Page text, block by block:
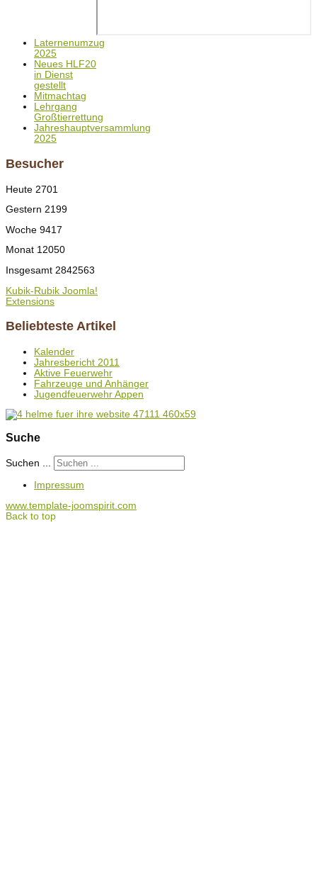
Laternenumzug
2025
Neues HLF20
in Dienst
gestellt
Mitmachtag
Lehrgang
Großtierrettung
Jahreshauptversammlung
2025
Besucher
Heute 2701
Gestern 2199
Woche 9417
Monat 12050
Insgesamt 2842563
Kubik-Rubik Joomla!
Extensions
Beliebteste Artikel
Kalender
Jahresbericht 2011
Aktive Feuerwehr
Fahrzeuge und Anhänger
Jugendfeuerwehr Appen
Suche
Suchen ...
Impressum
www.template-joomspirit.com
Back to top